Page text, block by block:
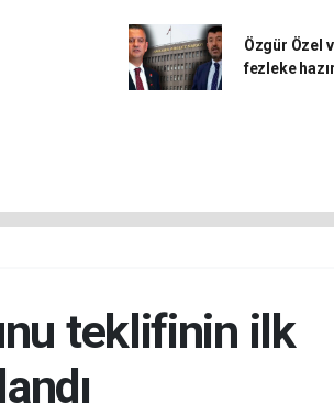
Özgür Özel
fezleke
teklifinin ilk